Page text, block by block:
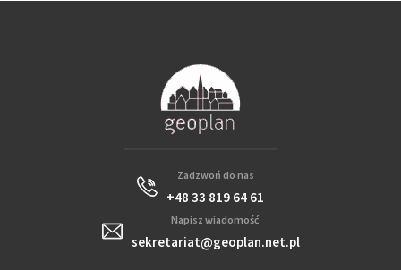
Zadzwoń do nas
+48 33 819 64 61
Napisz wiadomość
sekretariat@geoplan.net.pl